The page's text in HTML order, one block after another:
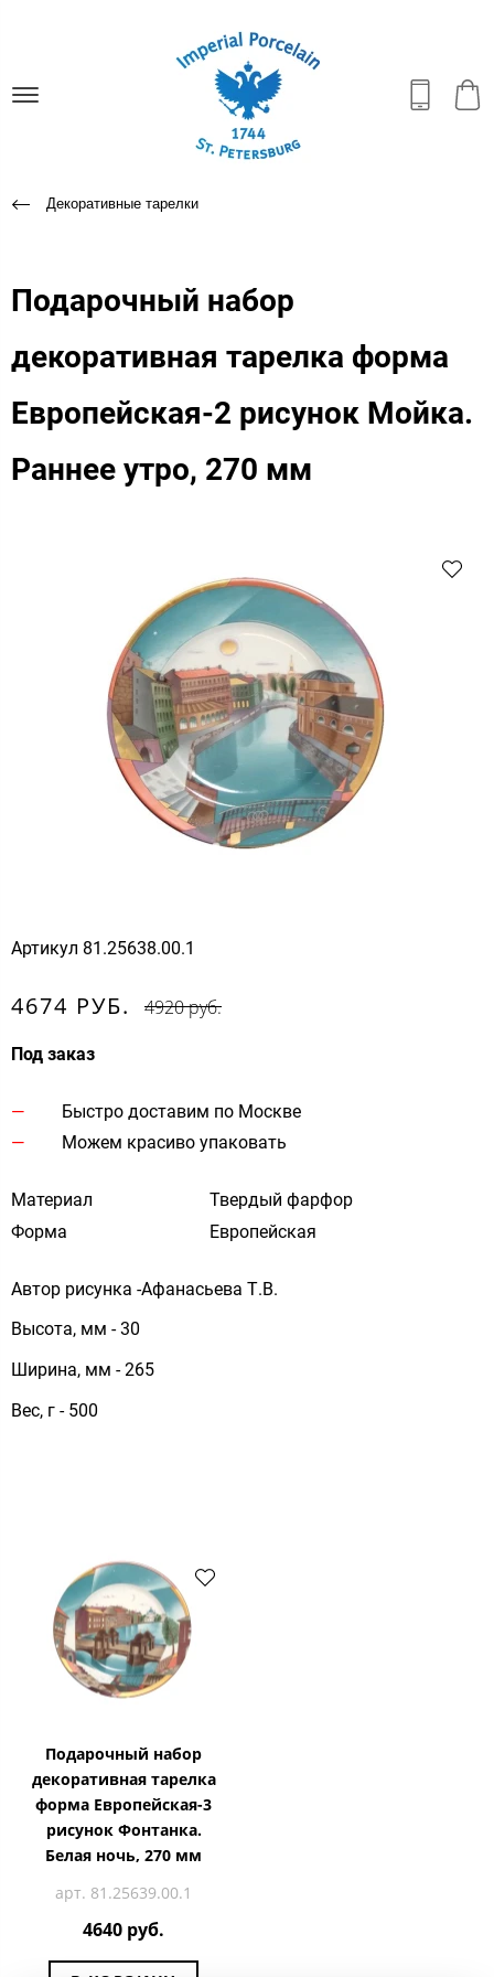
Декоративные тарелки
Подарочный набор
декоративная тарелка форма
Европейская-2 рисунок Мойка.
Раннее утро, 270 мм
Артикул 81.25638.00.1
4674 РУБ. 4920 руб.
Под заказ
Быстро доставим по Москве
Можем красиво упаковать
Материал
Твердый фарфор
Форма
Европейская
Автор рисунка -Афанасьева Т.В.
Высота, мм - 30
Ширина, мм - 265
Вес, г - 500
Подарочный набор
декоративная тарелка
форма Европейская-3
рисунок Фонтанка.
Белая ночь, 270 мм
арт. 81.25639.00.1
4640 руб.